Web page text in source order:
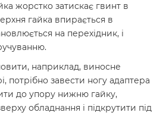
жорстко затискає гвинт в
гайка впирається в
на перехідник, і
наприклад, виносне
потрібно завести ногу адаптера
до упору нижню гайку,
обладнання і підкрутити під